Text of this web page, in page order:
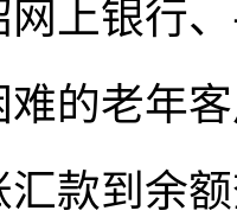
上银行
的老年
款到余